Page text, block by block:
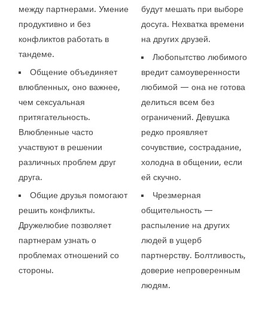
между партнерами. Умение
продуктивно и без
конфликтов работать в
тандеме.
Общение объединяет
влюбленных, оно важнее,
чем сексуальная
притягательность.
Влюбленные часто
участвуют в решении
различных проблем друг
друга.
Общие друзья помогают
решить конфликты.
Дружелюбие позволяет
партнерам узнать о
проблемах отношений со
стороны.
будут мешать при выборе
досуга. Нехватка времени
на других друзей.
Любопытство любимого
вредит самоуверенности
любимой — она не готова
делиться всем без
ограничений. Девушка
редко проявляет
сочувствие, сострадание,
холодна в общении, если
ей скучно.
Чрезмерная
общительность —
распыление на других
людей в ущерб
партнерству. Болтливость,
доверие непроверенным
людям.